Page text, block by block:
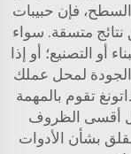
فإن حبيبات
متسقة. سواء
أو التصنيع؛ أو إذا
لمحل عملك
تقوم بالمهمة
أقسى الظروف
بشأن الأدوات